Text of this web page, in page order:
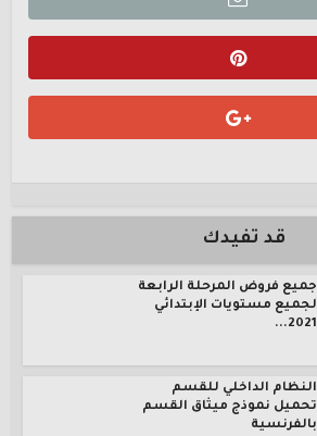
قد تفيدك
جميع فروض المرحلة الرابعة
لجميع مستويات الإبتدائي
2021...
النظام الداخلي للقسم
تحميل نموذج ميثاق القسم
بالفرنسية